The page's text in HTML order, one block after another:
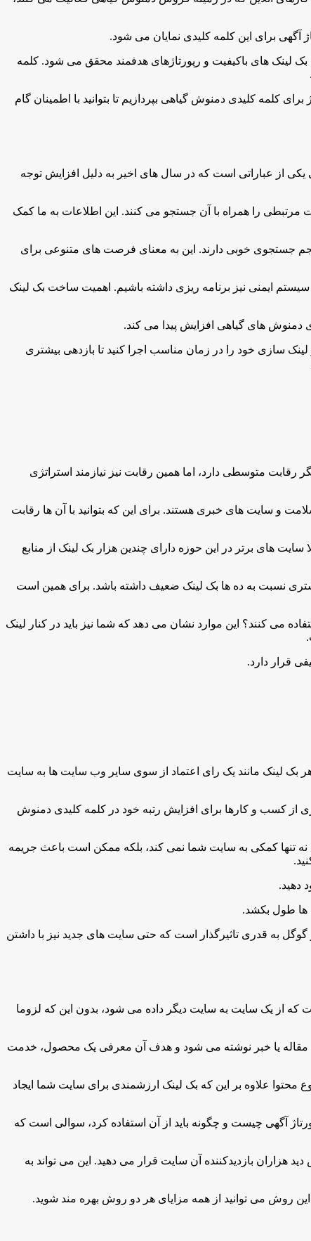
برای این کلمه کلیدی نمایان می شود.
بک لینک های باکیفیت و رپورتاژهای هدفمند محقق می شود. کلمه
کلیدی دمنوش گیاهی بپردازیم تا بتوانید با اطمینان گام
از عباراتی است که در سال های اخیر به دلیل افزایش توجه
مرتبطی را همراه با آن جستجو می کنند. این اطلاعات به ما کمک
جستجوی خوبی دارند. این به معنای فرصت های متنوعی برای
سیستم ایمنی نیز برنامه ریزی داشته باشیم. اهمیت ساخت بک لینک
دمنوش های گیاهی افزایش پیدا می کند.
سازی خود را در زمان مناسب اجرا کنید تا بازدهی بیشتری
متوسطی دارد، اما همین رقابت نیز نیازمند استراتژی
و سایت های خبری هستند. برای این که بتوانید با آن ها رقابت
سایت های برتر در این حوزه دارای چندین هزار بک لینک از منابع
نسبت به ده ها بک لینک ضعیف داشته باشد. برای همین است
می کنند؟ این موارد نشان می دهد که شما نیز باید در کنار لینک
قرار دارد.
بک لینک مانند یک رای اعتماد از سوی سایر وب سایت ها به سایت
از کسب و کارها برای افزایش رتبه خود در کلمه کلیدی دمنوش
نه تنها کمکی به سایت شما نمی کند، بلکه ممکن است باعث جریمه
دهید.
ها طول بکشد.
گوگل به قدری تاثیرگذار است که حتی سایت های جدید نیز با داشتن
که از یک سایت به سایت دیگر داده می شود، بدون این که لزوما
مقاله یا خبر نوشته می شود و هدف آن معرفی یک محصول، خدمت
علاوه بر این که بک لینک ارزشمندی برای سایت شما ایجاد
آگهی چیست و چگونه باید از آن استفاده کرد، سوالی است که
هزاران بازدیدکننده آن سایت قرار می دهید. این می تواند به
این روش می توانید از همه مزایای هر دو روش بهره مند شوید.